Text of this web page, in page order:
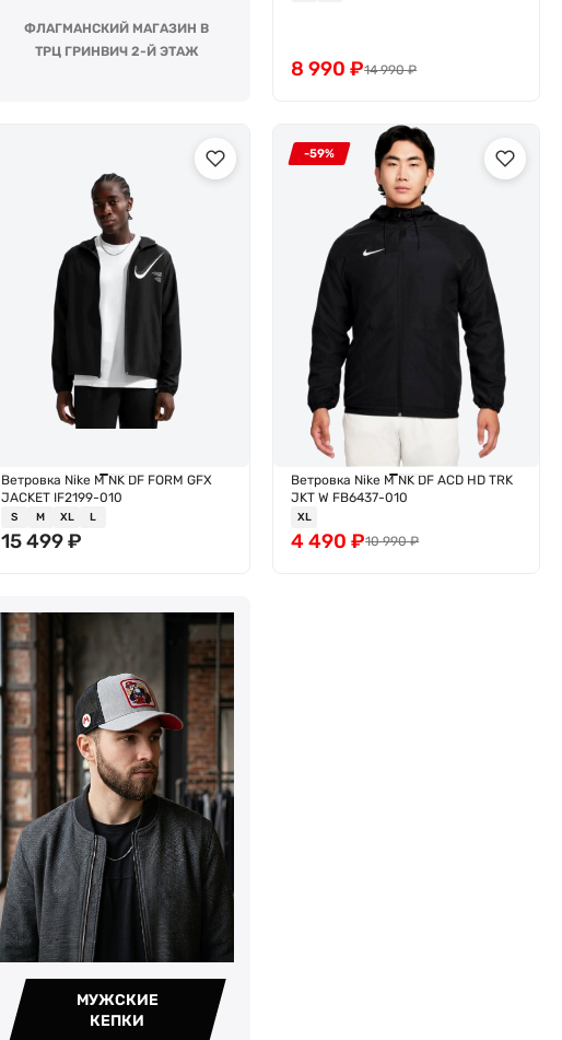
ФЛАГМАНСКИЙ МАГАЗИН В
ТРЦ ГРИНВИЧ 2-Й ЭТАЖ
14 990₽
8 990₽
Ветровка Nike M NK DF FORM GFX
JACKET IF2199-010
S M XL L
15 499₽
-59%
Ветровка Nike M NK DF ACD HD TRK
JKT W FB6437-010
XL
10 990₽
4 490₽
МУЖСКИЕ
КЕПКИ